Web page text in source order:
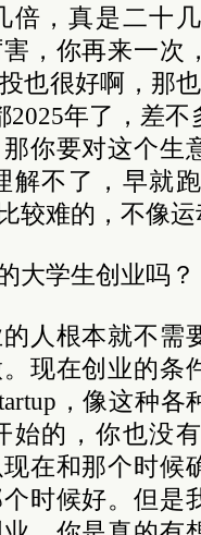
倍，真是二十
，你再来一次
也很好啊，那
2025年了，差
你要对这个生
解不了，早就
较难的，不像
大学生创业吗？
人根本就不需
现在创业的条
，像这种各
始的，你也没
在和那个时候
时候好。但是